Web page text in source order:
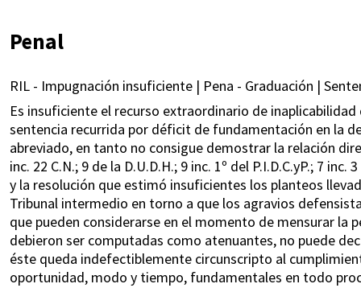
Penal
RIL - Impugnación insuficiente | Pena - Graduación |
Es insuficiente el recurso extraordinario de
sentencia recurrida por déficit de fundamentación en la
abreviado, en tanto no consigue demostrar la relación
inc. 22 C.N.; 9 de la D.U.D.H.; 9 inc. 1º del P.I.D.C.yP.; 7
y la resolución que estimó insuficientes los planteos
Tribunal intermedio en torno a que los agravios
que pueden considerarse en el momento de mensurar la
debieron ser computadas como atenuantes, no puede
éste queda indefectiblemente circunscripto al
oportunidad, modo y tiempo, fundamentales en todo